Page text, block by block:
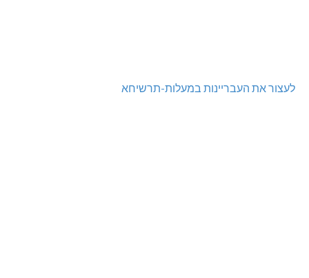
לעצור את העבריינות במעלות-תרשיחא